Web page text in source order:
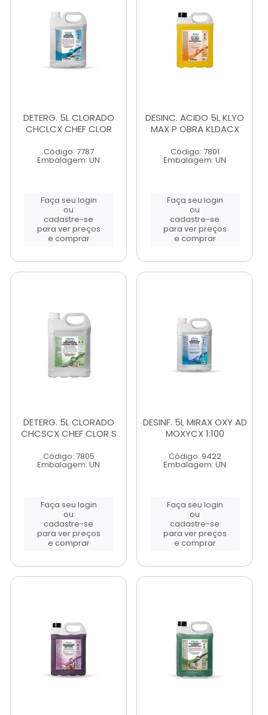
DETERG. 5L CLORADO
CHCLCX CHEF CLOR
Código: 7787
Embalagem: UN
Faça seu login
ou
cadastre-se
para ver preços
e comprar
DESINC. ACIDO 5L KLYO
MAX P OBRA KLDACX
Código: 7801
Embalagem: UN
Faça seu login
ou
cadastre-se
para ver preços
e comprar
DETERG. 5L CLORADO
CHCSCX CHEF CLOR S
Código: 7805
Embalagem: UN
Faça seu login
ou
cadastre-se
para ver preços
e comprar
DESINF. 5L MIRAX OXY AD
MOXYCX 1:100
Código: 9422
Embalagem: UN
Faça seu login
ou
cadastre-se
para ver preços
e comprar